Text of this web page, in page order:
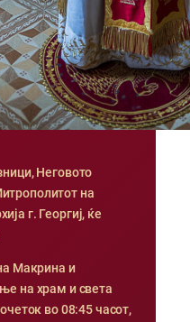
Неговото
на
г. Георгиј, ќе
Макрина и
на храм и света
во 08:45 часот,